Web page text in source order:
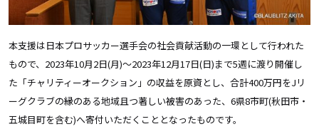
本支援は日本プロサッカー選手会の社会貢献活動の一環として行われた
もので、2023年10月2日(月)〜2023年12月17日(日)まで5週に渡り開催し
た「チャリティーオークション」の収益を原資とし、合計400万円をJリ
ーグクラブの縁のある地域且つ著しい被害のあった、6県8市町(秋田市・
五城目町を含む)へ寄付いただくこととなったものです。